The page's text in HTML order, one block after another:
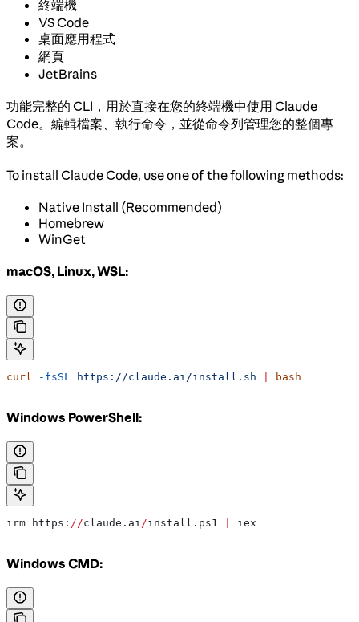
終端機
VS Code
桌面應用程式
網頁
JetBrains
功能完整的 CLI，用於直接在您的終端機中使用 Claude
Code。編輯檔案、執行命令，並從命令列管理您的整個專
案。
To install Claude Code, use one of the following methods:
Native Install (Recommended)
Homebrew
WinGet
macOS, Linux, WSL:
curl -fsSL https://claude.ai/install.sh bash
Windows PowerShell:
irm https: //claude.ai/install.ps1 iex
Windows CMD: